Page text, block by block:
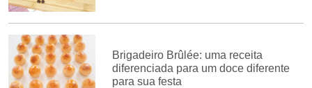
Brigadeiro Brûlée: uma receita
diferenciada para um doce diferente
para sua festa